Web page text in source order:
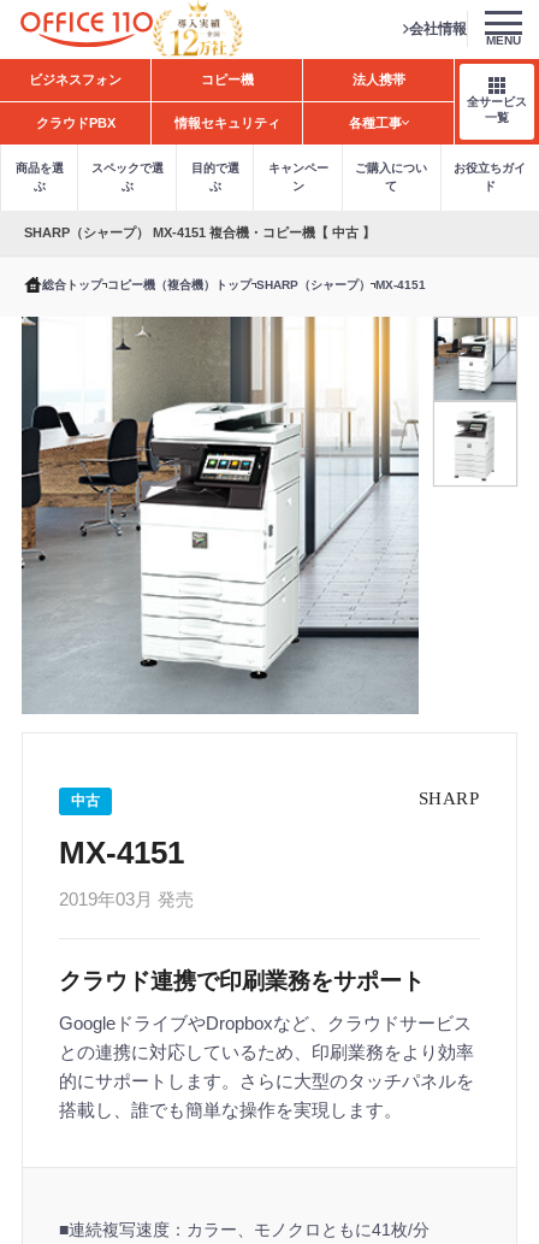
H
o
会社情報
MENU
ビジネスフォン コピー機 法人携帯
クラウドPBX 情報セキュリティ 各種工事
全サービス
一覧
商品を選
ぶ
スペックで選
ぶ
目的で選
ぶ
キャンペー
ン
ご購入につい
て
お役立ちガイ
ド
SHARP（シャープ） MX-4151 複合機・コピー機【 中古 】
総合トップ コピー機（複合機）トップ SHARP（シャープ） MX-4151
MX-4151
2019年03月 発売
中古
クラウド連携で印刷業務をサポート
GoogleドライブやDropboxなど、クラウドサービス
との連携に対応しているため、印刷業務をより効率
的にサポートします。さらに大型のタッチパネルを
搭載し、誰でも簡単な操作を実現します。
■連続複写速度：カラー、モノクロともに41枚/分